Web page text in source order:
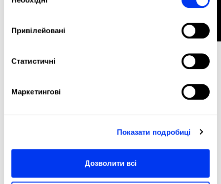
згоди
Привілейовані
Статистичні
Маркетингові
Показати подробиці
Дозволити всі